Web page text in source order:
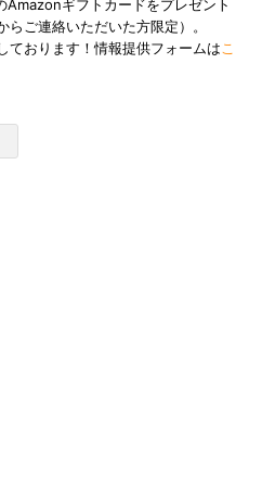
ギフトカードをプレゼント
ご連絡いただいた方限定）。
ております！情報提供フォームは こ